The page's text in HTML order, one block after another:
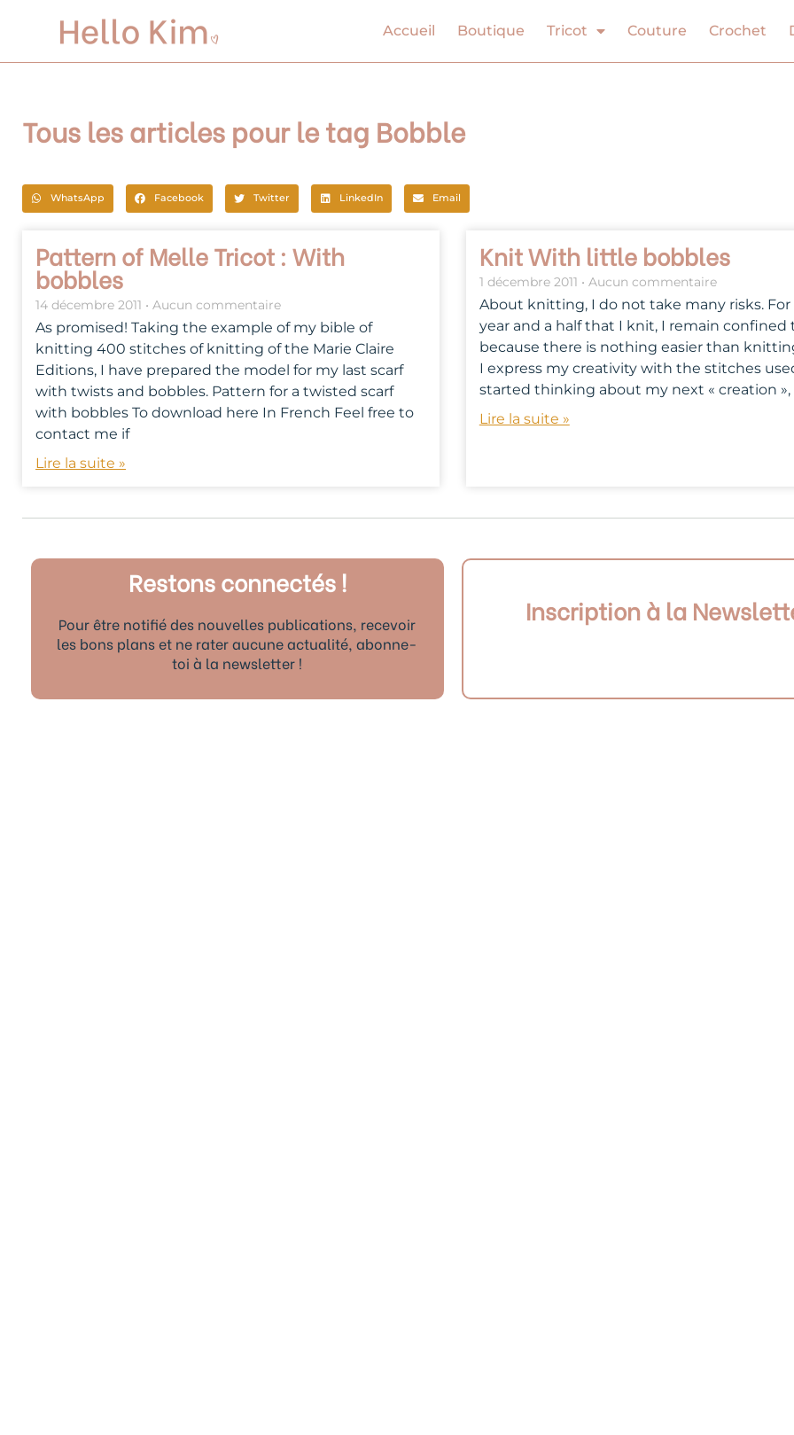
Accueil Boutique Tricot Couture Crochet
Tous les articles pour le tag Bobble
WhatsApp Facebook Twitter LinkedIn Email
Pattern of Melle Tricot : With
bobbles
14 décembre 2011 Aucun commentaire
As promised! Taking the example of my bible of
knitting 400 stitches of knitting of the Marie Claire
Editions, I have prepared the model for my last scarf
with twists and bobbles. Pattern for a twisted scarf
with bobbles To download here In French Feel free to
contact me if
Lire la suite »
Knit With little bobbles
1 décembre 2011 Aucun commentaire
About knitting, I do not take many risks. For
year and a half that I knit, I remain confined
because there is nothing easier than
I express my creativity with the stitches
started thinking about my next « creation
Lire la suite »
Restons connectés !
Pour être notifié des nouvelles publications, recevoir
les bons plans et ne rater aucune actualité, abonne-
toi à la newsletter !
Inscription à la